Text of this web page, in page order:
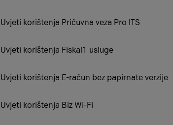
Uvjeti korištenja Pričuvna veza Pro ITS
Uvjeti korištenja Fiskal1 usluge
Uvjeti korištenja E-račun bez papirnate verzije
Uvjeti korištenja Biz Wi-Fi